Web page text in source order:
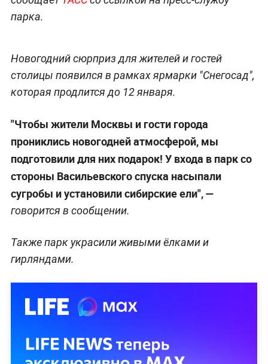
парка.
Новогодний сюрприз для жителей и гостей
столицы появился в рамках ярмарки "Снегосад",
которая продлится до 12 января.
"Чтобы жители Москвы и гости города
прониклись новогодней атмосферой, мы
подготовили для них подарок! У входа в парк со
стороны Васильевского спуска насыпали
сугробы и установили сибирские ели",—
говорится в сообщении.
Также парк украсили живыми ёлками и
гирляндами.